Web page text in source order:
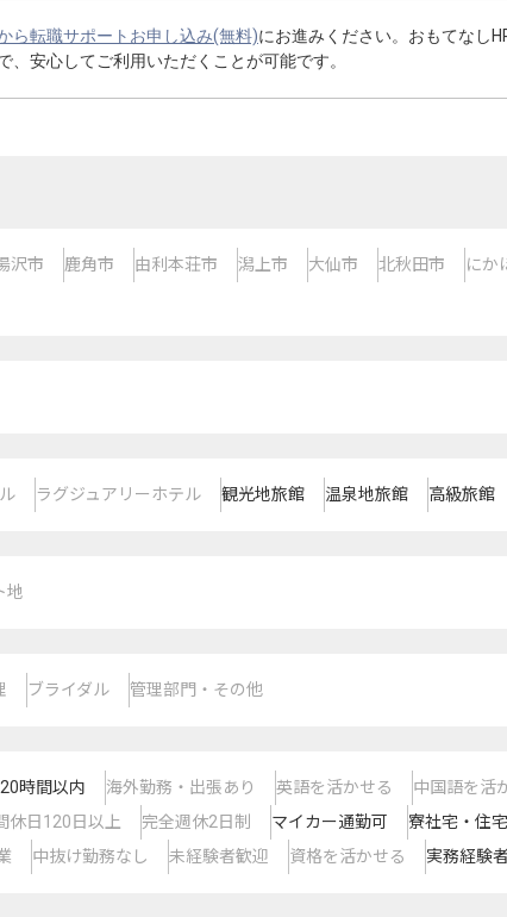
ら転職サポートお申し込み(無料)にお進みください。おもてなし
安心してご利用いただくことが可能です。
沢市 鹿角市 由利本荘市 潟上市 大仙市 北秋田市 にか
ラグジュアリーホテル 観光地旅館 温泉地旅館 高級旅館
地
ブライダル 管理部門・その他
時間以内 海外勤務・出張あり 英語を活かせる 中国語を活
休日120日以上 完全週休2日制 マイカー通勤可 寮社宅・住
中抜け勤務なし 未経験者歓迎 資格を活かせる 実務経験